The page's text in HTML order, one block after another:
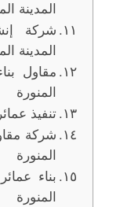
المدينة
شركة
المدينة
مقاول
المنورة
تنفيذ
شركة
المنورة
بناء
المنورة